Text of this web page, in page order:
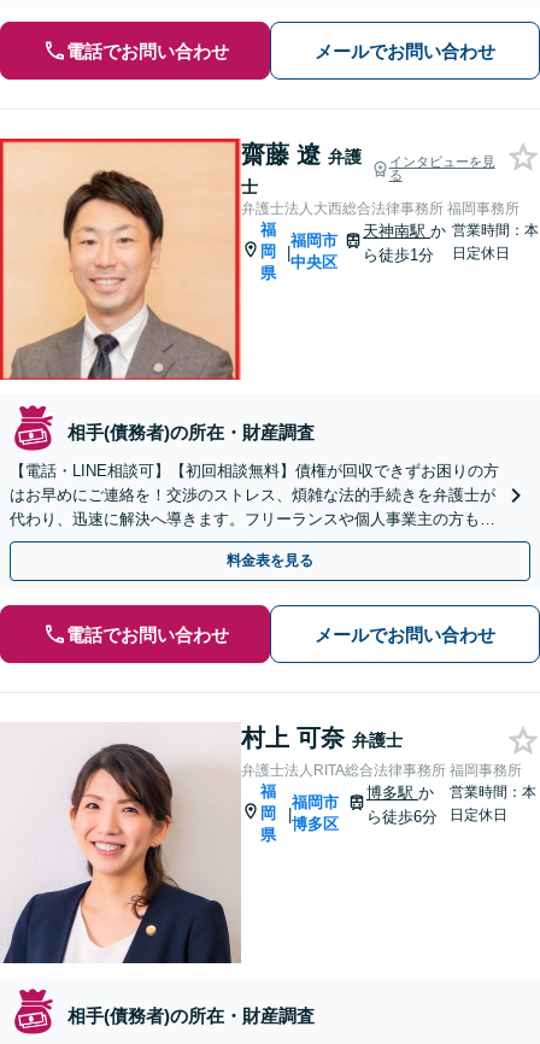
電話でお問い合わせ メールでお問い合わせ
齋藤 遼 弁護
士
インタビューを見
る
弁護士法人大西総合法律事務所 福岡事務所
福
岡
県
|
福岡市
中央区
天神南駅か
ら徒歩1分
営業時間：本
日定休日
相手(債務者)の所在・財産調査
【電話・LINE相談可】【初回相談無料】債権が回収できずお困りの方
はお早めにご連絡を！交渉のストレス、煩雑な法的手続きを弁護士が
代わり、迅速に解決へ導きます。フリーランスや個人事業主の方もご
相談ください【天神南駅直結】
料金表を見る
電話でお問い合わせ メールでお問い合わせ
村上 可奈 弁護士
弁護士法人RITA総合法律事務所 福岡事務所
福
岡
県
|
福岡市
博多区
博多駅 か
ら徒歩6分
営業時間：本
日定休日
相手(債務者)の所在・財産調査